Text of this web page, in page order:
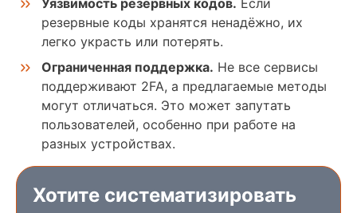
резервные коды хранятся ненадёжно, их
легко украсть или потерять.
Ограниченная поддержка. Не все сервисы
поддерживают 2FA, а предлагаемые методы
могут отличаться. Это может запутать
пользователей, особенно при работе на
разных устройствах.
Хотите систематизировать